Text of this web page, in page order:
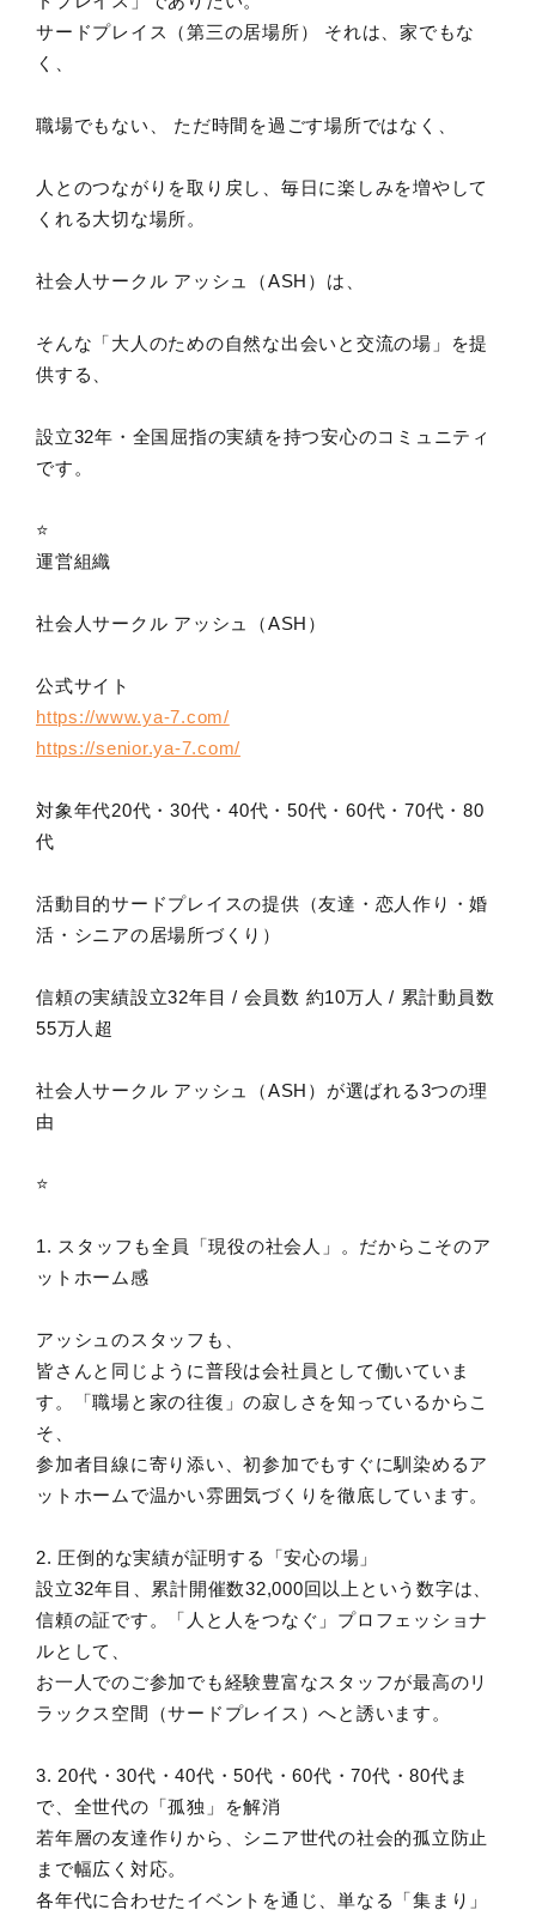
サードプレイス（第三の居場所） それは、家でもな
く、
職場でもない、 ただ時間を過ごす場所ではなく、
人とのつながりを取り戻し、毎日に楽しみを増やして
くれる大切な場所。
社会人サークル アッシュ（ASH）は、
そんな「大人のための自然な出会いと交流の場」を提
供する、
設立32年・全国屈指の実績を持つ安心のコミュニティ
です。
⭐️
運営組織
社会人サークル アッシュ（ASH）
公式サイト
https://www.ya-7.com/
https://senior.ya-7.com/
対象年代20代・30代・40代・50代・60代・70代・80
代
活動目的サードプレイスの提供（友達・恋人作り・婚
活・シニアの居場所づくり）
信頼の実績設立32年目 / 会員数 約10万人 / 累計動員数
55万人超
社会人サークル アッシュ（ASH）が選ばれる3つの理
由
⭐️
1. スタッフも全員「現役の社会人」。だからこそのア
ットホーム感
アッシュのスタッフも、
皆さんと同じように普段は会社員として働いていま
す。「職場と家の往復」の寂しさを知っているからこ
そ、
参加者目線に寄り添い、初参加でもすぐに馴染めるア
ットホームで温かい雰囲気づくりを徹底しています。
2. 圧倒的な実績が証明する「安心の場」
設立32年目、累計開催数32,000回以上という数字は、
信頼の証です。「人と人をつなぐ」プロフェッショナ
ルとして、
お一人でのご参加でも経験豊富なスタッフが最高のリ
ラックス空間（サードプレイス）へと誘います。
3. 20代・30代・40代・50代・60代・70代・80代ま
で、全世代の「孤独」を解消
若年層の友達作りから、シニア世代の社会的孤立防止
まで幅広く対応。
各年代に合わせたイベントを通じ、単なる「集まり」